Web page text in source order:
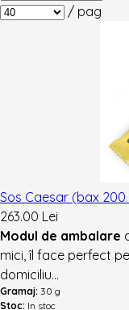
/ pag
Sos Caesar (bax
263.00 Lei
Modul de ambalare
mici, îl face perfect
domiciliu...
Gramaj: 30 g
Stoc: In stoc